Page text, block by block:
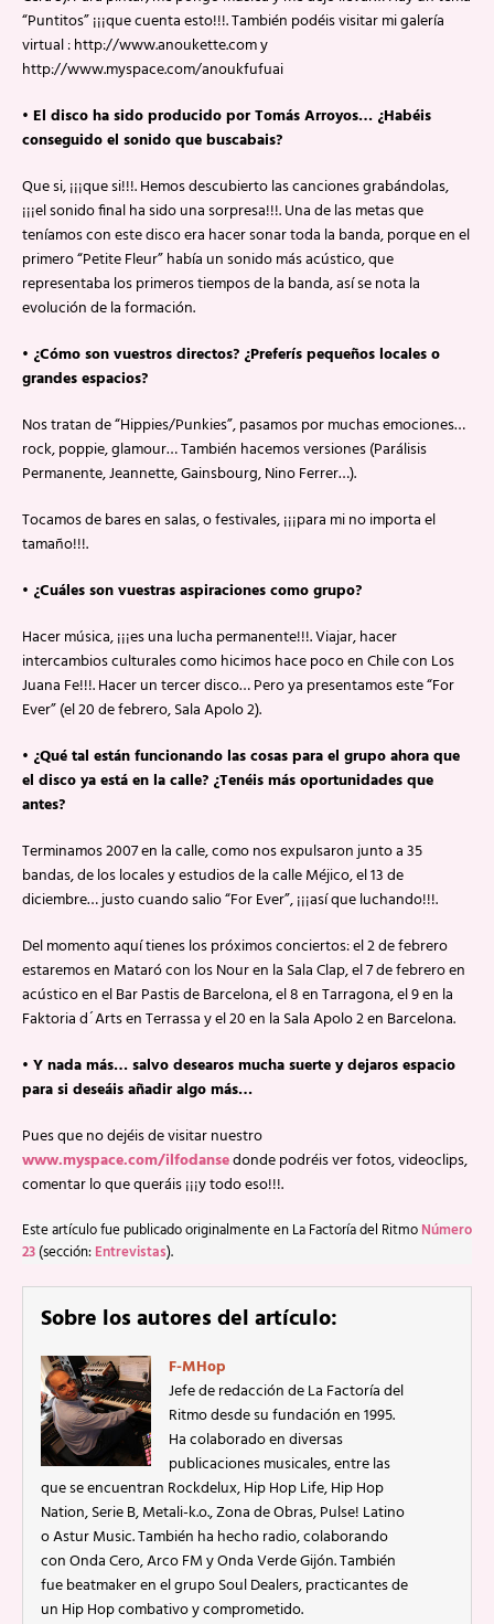
“Puntitos” ¡¡¡que cuenta esto!!!. También podéis visitar mi galería
virtual : http://www.anoukette.com y
http://www.myspace.com/anoukfufuai
• El disco ha sido producido por Tomás Arroyos… ¿Habéis
conseguido el sonido que buscabais?
Que si, ¡¡¡que si!!!. Hemos descubierto las canciones grabándolas,
¡¡¡el sonido final ha sido una sorpresa!!!. Una de las metas que
teníamos con este disco era hacer sonar toda la banda, porque en el
primero “Petite Fleur” había un sonido más acústico, que
representaba los primeros tiempos de la banda, así se nota la
evolución de la formación.
• ¿Cómo son vuestros directos? ¿Preferís pequeños locales o
grandes espacios?
Nos tratan de “Hippies/Punkies”, pasamos por muchas emociones…
rock, poppie, glamour… También hacemos versiones (Parálisis
Permanente, Jeannette, Gainsbourg, Nino Ferrer…).
Tocamos de bares en salas, o festivales, ¡¡¡para mi no importa el
tamaño!!!.
• ¿Cuáles son vuestras aspiraciones como grupo?
Hacer música, ¡¡¡es una lucha permanente!!!. Viajar, hacer
intercambios culturales como hicimos hace poco en Chile con Los
Juana Fe!!!. Hacer un tercer disco… Pero ya presentamos este “For
Ever” (el 20 de febrero, Sala Apolo 2).
• ¿Qué tal están funcionando las cosas para el grupo ahora que
el disco ya está en la calle? ¿Tenéis más oportunidades que
antes?
Terminamos 2007 en la calle, como nos expulsaron junto a 35
bandas, de los locales y estudios de la calle Méjico, el 13 de
diciembre… justo cuando salio “For Ever”, ¡¡¡así que luchando!!!.
Del momento aquí tienes los próximos conciertos: el 2 de febrero
estaremos en Mataró con los Nour en la Sala Clap, el 7 de febrero en
acústico en el Bar Pastis de Barcelona, el 8 en Tarragona, el 9 en la
Faktoria d´Arts en Terrassa y el 20 en la Sala Apolo 2 en Barcelona.
• Y nada más… salvo desearos mucha suerte y dejaros espacio
para si deseáis añadir algo más…
Pues que no dejéis de visitar nuestro
www.myspace.com/ilfodansedonde podréis ver fotos, videoclips,
comentar lo que queráis ¡¡¡y todo eso!!!.
Este artículo fue publicado originalmente en La Factoría del Ritmo Número
23 (sección: Entrevistas).
Sobre los autores del artículo:
F-MHop
Jefe de redacción de La Factoría del
Ritmo desde su fundación en 1995.
Ha colaborado en diversas
publicaciones musicales, entre las
que se encuentran Rockdelux, Hip Hop Life, Hip Hop
Nation, Serie B, Metali-k.o., Zona de Obras, Pulse! Latino
o Astur Music. También ha hecho radio, colaborando
con Onda Cero, Arco FM y Onda Verde Gijón. También
fue beatmaker en el grupo Soul Dealers, practicantes de
un Hip Hop combativo y comprometido.